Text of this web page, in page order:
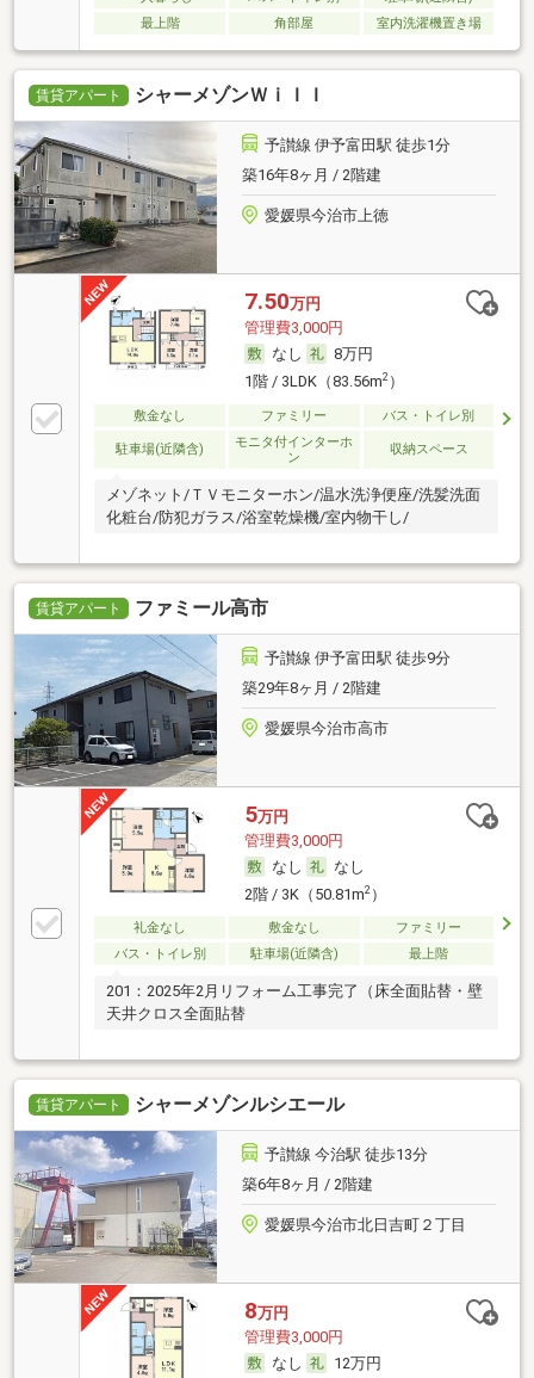
最上階
角部屋 室内洗濯機置き場
賃貸アパート シャーメゾンＷｉｌｌ
予讃線 伊予富田駅 徒歩1分
築16年8ヶ月 / 2階建
愛媛県今治市上徳
7.50万円
管理費3,000円
なし
8万円
1階 / 3LDK（83.56m2）
敷金なし ファミリー バス・トイレ別
駐車場(近隣含)
モニタ付インターホ
ン
収納スペース
メゾネット/ＴＶモニターホン/温水洗浄便座/洗髪洗面
化粧台/防犯ガラス/浴室乾燥機/室内物干し/
賃貸アパート ファミール高市
予讃線 伊予富田駅 徒歩9分
築29年8ヶ月 / 2階建
愛媛県今治市高市
5万円
管理費3,000円
なし
なし
2階 / 3K（50.81m2）
礼金なし 敷金なし
ファミリー
バス・トイレ別
駐車場(近隣含) 最上階
201：2025年2月リフォーム工事完了（床全面貼替・壁
天井クロス全面貼替
賃貸アパート シャーメゾンルシエール
予讃線 今治駅 徒歩13分
築6年8ヶ月 / 2階建
愛媛県今治市北日吉町２丁目
8万円
管理費3,000円
なし
12万円